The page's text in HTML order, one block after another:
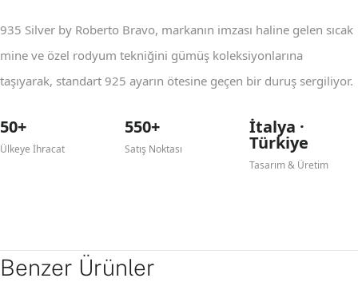
935 Silver by Roberto Bravo, markanın imzası haline gelen sıcak
mine ve özel rodyum tekniğini gümüş koleksiyonlarına
taşıyarak, standart 925 ayarın ötesine geçen bir duruş sergiliyor.
50+
Ülkeye İhracat
550+
Satış Noktası
İtalya ·
Türkiye
Tasarım & Üretim
Benzer Ürünler